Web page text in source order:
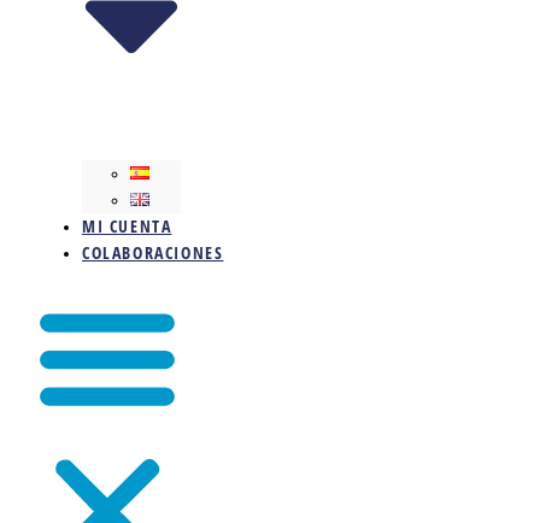
MI CUENTA
COLABORACIONES